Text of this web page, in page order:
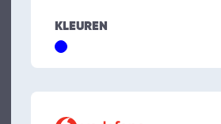
KLEUREN